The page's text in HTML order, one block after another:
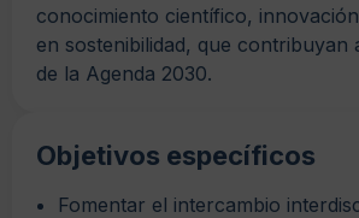
conocimiento científico,
en sostenibilidad, que contribuyan
de la Agenda 2030.
Objetivos específicos
Fomentar el intercambio